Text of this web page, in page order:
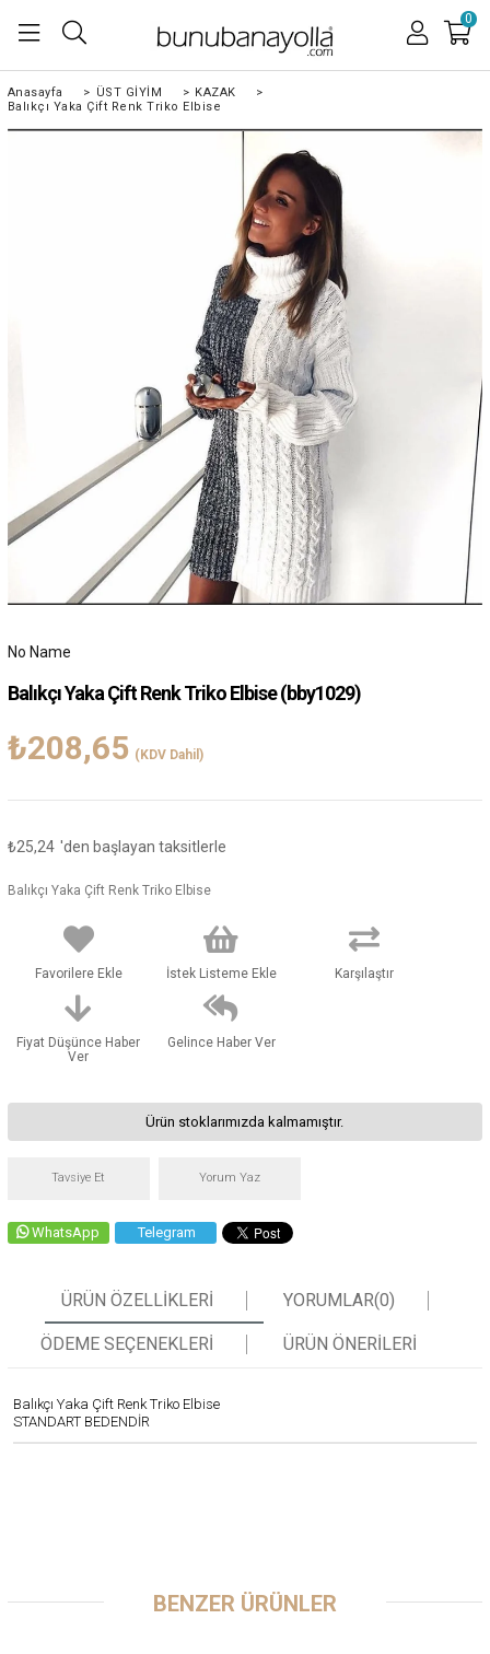
0
Anasayfa > ÜST GİYİM > KAZAK
>
Balıkçı Yaka Çift Renk Triko Elbise
No Name
Balıkçı Yaka Çift Renk Triko Elbise(bby1029)
₺208,65 (KDV Dahil)
₺25,24 'den başlayan taksitlerle
Balıkçı Yaka Çift Renk Triko Elbise
Favorilere Ekle İstek Listeme Ekle Karşılaştır
Fiyat Düşünce Haber
Ver
Gelince Haber Ver
Ürün stoklarımızda kalmamıştır.
Tavsiye Et Yorum Yaz
WhatsApp Telegram
ÜRÜN ÖZELLIKLERI YORUMLAR(0)
ÖDEME SEÇENEKLERI ÜRÜN ÖNERILERI
Balıkçı Yaka Çift Renk Triko Elbise
STANDART BEDENDİR
BENZER ÜRÜNLER